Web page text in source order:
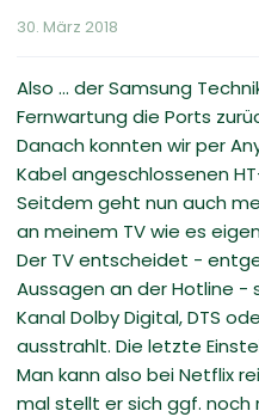
30. März 2018
Also ... der Samsung
Fernwartung die Ports
Danach konnten wir per
Kabel angeschlossenen
Seitdem geht nun auch
an meinem TV wie es
Der TV entscheidet -
Aussagen an der Hotline -
Kanal Dolby Digital, DTS
ausstrahlt. Die letzte
Man kann also bei Netflix
mal stellt er sich ggf.